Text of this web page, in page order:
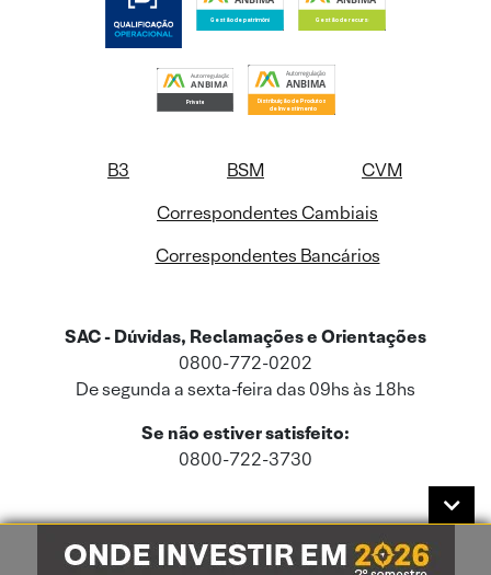
B3 BSM
CVM
Correspondentes Cambiais
Correspondentes Bancários
SAC - Dúvidas, Reclamações e Orientações
0800-772-0202
De segunda a sexta-feira das 09hs às 18hs
Se não estiver satisfeito:
0800-722-3730
Este site usa cookies e dados pessoais de acordo com a nossaPolítica de
Cookies
e a nossaPolítica de Privacidade.